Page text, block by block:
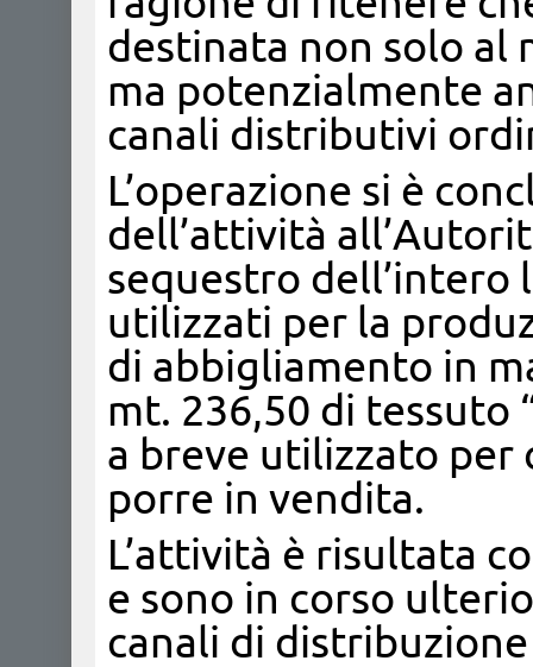
destinata non solo al
ma potenzialmente
canali distributivi
L’operazione si è
dell’attività
sequestro dell’intero
utilizzati per la
di abbigliamento in
mt. 236,50 di tessuto
a breve utilizzato per
porre in vendita.
L’attività è risultata
e sono in corso
canali di